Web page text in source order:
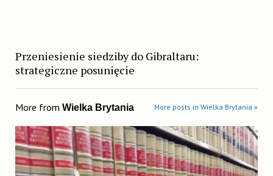
Przeniesienie siedziby do Gibraltaru:
strategiczne posunięcie
More from Wielka Brytania More posts in Wielka Brytania »